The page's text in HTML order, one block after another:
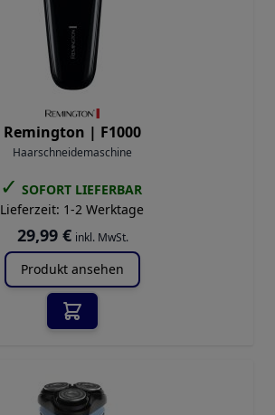
Remington | F1000
Haarschneidemaschine
✓ SOFORT LIEFERBAR
Lieferzeit: 1-2 Werktage
29,99 € inkl. MwSt.
Produkt ansehen